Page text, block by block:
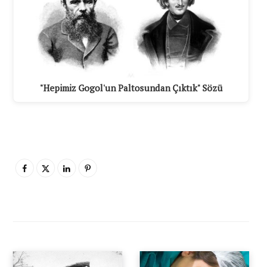
"Hepimiz Gogol'un Paltosundan Çıktık" Sözü